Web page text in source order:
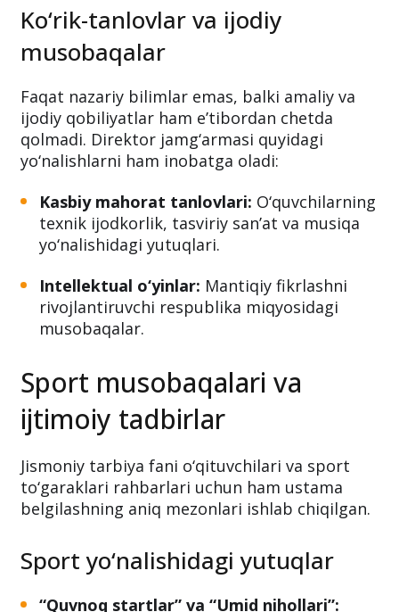
Ko‘rik-tanlovlar va ijodiy
musobaqalar
Faqat nazariy bilimlar emas, balki amaliy va
ijodiy qobiliyatlar ham e’tibordan chetda
qolmadi. Direktor jamg‘armasi quyidagi
yo‘nalishlarni ham inobatga oladi:
Kasbiy mahorat tanlovlari: O‘quvchilarning
texnik ijodkorlik, tasviriy san’at va musiqa
yo‘nalishidagi yutuqlari.
Intellektual o‘yinlar: Mantiqiy fikrlashni
rivojlantiruvchi respublika miqyosidagi
musobaqalar.
Sport musobaqalari va
ijtimoiy tadbirlar
Jismoniy tarbiya fani o‘qituvchilari va sport
to‘garaklari rahbarlari uchun ham ustama
belgilashning aniq mezonlari ishlab chiqilgan.
Sport yo‘nalishidagi yutuqlar
“Quvnoq startlar” va “Umid nihollari”: